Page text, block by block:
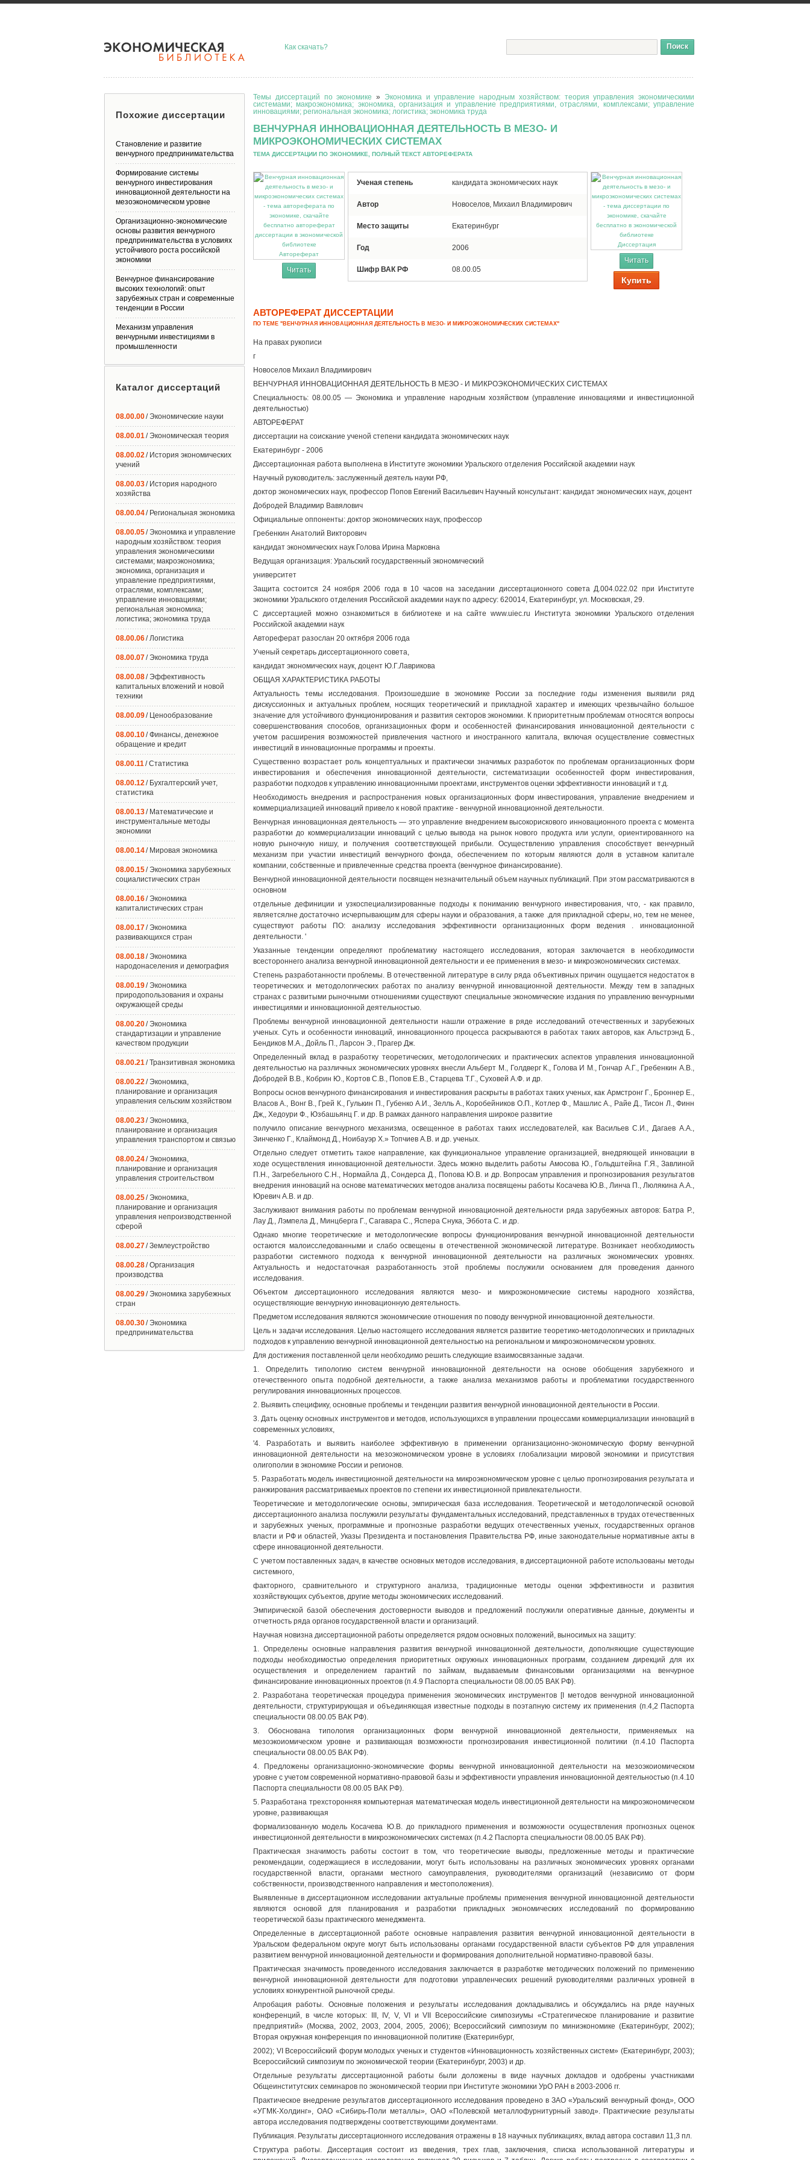
Как скачать?
Темы диссертаций по экономике » Экономика и управление народным хозяйством: теория управления экономическими
системами; макроэкономика; экономика, организация и управление предприятиями, отраслями, комплексами; управление
инновациями; региональная экономика; логистика; экономика труда
ВЕНЧУРНАЯ ИННОВАЦИОННАЯ ДЕЯТЕЛЬНОСТЬ В МЕЗО- И
МИКРОЭКОНОМИЧЕСКИХ СИСТЕМАХ
ТЕМА ДИССЕРТАЦИИ ПО ЭКОНОМИКЕ, ПОЛНЫЙ ТЕКСТ АВТОРЕФЕРАТА
Автореферат
Читать
Ученая степень кандидата экономических наук
Автор Новоселов, Михаил Владимирович
Место защиты Екатеринбург
Год 2006
Шифр ВАК РФ 08.00.05
Диссертация
Читать
Купить
АВТОРЕФЕРАТ ДИССЕРТАЦИИ
ПО ТЕМЕ "ВЕНЧУРНАЯ ИННОВАЦИОННАЯ ДЕЯТЕЛЬНОСТЬ В МЕЗО- И МИКРОЭКОНОМИЧЕСКИХ СИСТЕМАХ"
На правах рукописи
г
Новоселов Михаил Владимирович
ВЕНЧУРНАЯ ИННОВАЦИОННАЯ ДЕЯТЕЛЬНОСТЬ В МЕЗО - И МИКРОЭКОНОМИЧЕСКИХ СИСТЕМАХ
Специальность: 08.00.05 — Экономика и управление народным хозяйством (управление инновациями и инвестиционной
деятельностью)
АВТОРЕФЕРАТ
диссертации на соискание ученой степени кандидата экономических наук
Екатеринбург - 2006
Диссертационная работа выполнена в Институте экономики Уральского отделения Российской академии наук
Научный руководитель: заслуженный деятель науки РФ,
доктор экономических наук, профессор Попов Евгений Васильевич Научный консультант: кандидат экономических наук, доцент
Добродей Владимир Вавялович
Официальные оппоненты: доктор экономических наук, профессор
Гребенкин Анатолий Викторович
кандидат экономических наук Голова Ирина Марковна
Ведущая организация: Уральский государственный экономический
университет
Защита состоится 24 ноября 2006 года в 10 часов на заседании диссертационного совета Д.004.022.02 при Институте
экономики Уральского отделения Российской академии наук по адресу: 620014, Екатеринбург, ул. Московская, 29.
С диссертацией можно ознакомиться в библиотеке и на сайте www.uiec.ru Института экономики Уральского отделения
Российской академии наук
Автореферат разослан 20 октября 2006 года
Ученый секретарь диссертационного совета,
кандидат экономических наук, доцент Ю.Г.Лаврикова
ОБЩАЯ ХАРАКТЕРИСТИКА РАБОТЫ
Актуальность темы исследования. Произошедшие в экономике России за последние годы изменения выявили ряд
дискуссионных и актуальных проблем, носящих теоретический и прикладной характер и имеющих чрезвычайно большое
значение для устойчивого функционирования и развития секторов экономики. К приоритетным проблемам относятся вопросы
совершенствования способов, организационных форм и особенностей финансирования инновационной деятельности с
учетом расширения возможностей привлечения частного и иностранного капитала, включая осуществление совместных
инвестиций в инновационные программы и проекты.
Существенно возрастает роль концептуальных и практически значимых разработок по проблемам организационных форм
инвестирования и обеспечения инновационной деятельности, систематизации особенностей форм инвестирования,
разработки подходов к управлению инновационными проектами, инструментов оценки эффективности инноваций и т.д.
Необходимость внедрения и распространения новых организационных форм инвестирования, управление внедрением и
коммерциализацией инноваций привело к новой практике - венчурной инновационной деятельности.
Венчурная инновационная деятельность — это управление внедрением высокорискового инновационного проекта с момента
разработки до коммерциализации инноваций с целью вывода на рынок нового продукта или услуги, ориентированного на
новую рыночную нишу, и получения соответствующей прибыли. Осуществлению управления способствует венчурный
механизм при участии инвестиций венчурного фонда, обеспечением по которым являются доля в уставном капитале
компании, собственные и привлеченные средства проекта (венчурное финансирование).
Венчурной инновационной деятельности посвящен незначительный объем научных публикаций. При этом рассматриваются в
основном
отдельные дефиниции и узкоспециализированные подходы к пониманию венчурного инвестирования, что, - как правило,
являетсялне достаточно исчерпывающим для сферы науки и образования, а также .для прикладной сферы, но, тем не менее,
существуют работы ПО: анализу исследования эффективности организационных форм ведения . инновационной
деятельности. '
Указанные тенденции определяют проблематику настоящего исследования, которая заключается в необходимости
всестороннего анализа венчурной инновационной деятельности и ее применения в мезо- и микроэкономических системах.
Степень разработанности проблемы. В отечественной литературе в силу ряда объективных причин ощущается недостаток в
теоретических и методологических работах по анализу венчурной инновационной деятельности. Между тем в западных
странах с развитыми рыночными отношениями существуют специальные экономические издания по управлению венчурными
инвестициями и инновационной деятельностью.
Проблемы венчурной инновационной деятельности нашли отражение в ряде исследований отечественных и зарубежных
ученых. Суть и особенности инноваций, инновационного процесса раскрываются в работах таких авторов, как Альстрэнд Б.,
Бендиков М.А., Дойль П., Ларсон Э., Прагер Дж.
Определенный вклад в разработку теоретических, методологических и практических аспектов управления инновационной
деятельностью на различных экономических уровнях внесли Альберт М., Голдверг К., Голова И М., Гончар А.Г., Гребенкин A.B.,
Добродей В.В., Кобрин Ю., Кортов C.B., Попов Е.В., Старцева Т.Г., Суховей А.Ф. и др.
Вопросы основ венчурного финансирования и инвестирования раскрыты в работах таких ученых, как Армстронг Г., Броннер Е.,
Власов А., Вонг В., Грей К., Гулькин П., Губенко А.И., Зелль А., Коробейников О.П., Котлер Ф., Машлис А., Райе Д., Тисон Л., Финн
Дж,, Хедоури Ф., Юзбашьянц Г. и др. В рамках данного направления широкое развитие
получило описание венчурного механизма, освещенное в работах таких исследователей, как Васильев С.И., Дагаев А.А.,
Зинченко Г., Клаймонд Д., Ноибауэр X.» Топчиев А.В. и др. ученых.
Отдельно следует отметить такое направление, как функциональное управление организацией, внедряющей инновации в
ходе осуществления инновационной деятельности. Здесь можно выделить работы Амосова Ю., Гольдштейна Г.Я., Завлиной
П.Н., Загребельного С.Н., Нормайла Д., Сондерса Д., Попова Ю.В. и др. Вопросам управления и прогнозирования результатов
внедрения инноваций на основе математических методов анализа посвящены работы Косачева Ю.В., Линча П., Люлякина А.А.,
Юревич А.В. и др.
Заслуживают внимания работы по проблемам венчурной инновационной деятельности ряда зарубежных авторов: Батра Р.,
Лау Д., Лэмпела Д., Минцберга Г., Сагавара С., Яспера Снука, Эббота С. и др.
Однако многие теоретические и методологические вопросы функционирования венчурной инновационной деятельности
остаются малоисследованными и слабо освещены в отечественной экономической литературе. Возникает необходимость
разработки системного подхода к венчурной инновационной деятельности на различных экономических уровнях.
Актуальность и недостаточная разработанность этой проблемы послужили основанием для проведения данного
исследования.
Объектом диссертационного исследования являются мезо- и микроэкономические системы народного хозяйства,
осуществляющие венчурную инновационную деятельность.
Предметом исследования являются экономические отношения по поводу венчурной инновационной деятельности.
Цель н задачи исследования. Целью настоящего исследования является развитие теоретико-методологических и прикладных
подходов к управлению венчурной инновационной деятельностью на региональном и микроэкономическом уровнях.
Для достижения поставленной цели необходимо решить следующие взаимосвязанные задачи.
1. Определить типологию систем венчурной инновационной деятельности на основе обобщения зарубежного и
отечественного опыта подобной деятельности, а также анализа механизмов работы и проблематики государственного
регулирования инновационных процессов.
2. Выявить специфику, основные проблемы и тенденции развития венчурной инновационной деятельности в России.
3. Дать оценку основных инструментов и методов, использующихся в управлении процессами коммерциализации инноваций в
современных условиях,
'4. Разработать и выявить наиболее эффективную в применении организационно-экономическую форму венчурной
инновационной деятельности на мезоэкономическом уровне в условиях глобализации мировой экономики и присутствия
олигополии в экономике России и регионов.
5. Разработать модель инвестиционной деятельности на микроэкономическом уровне с целью прогнозирования результата и
ранжирования рассматриваемых проектов по степени их инвестиционной привлекательности.
Теоретические и методологические основы, эмпирическая база исследования. Теоретической и методологической основой
диссертационного анализа послужили результаты фундаментальных исследований, представленных в трудах отечественных
и зарубежных ученых, программные и прогнозные разработки ведущих отечественных ученых, государственных органов
власти и РФ и областей, Указы Президента и постановления Правительства РФ, иные законодательные нормативные акты в
сфере инновационной деятельности.
С учетом поставленных задач, в качестве основных методов исследования, в диссертационной работе использованы методы
системного,
факторного, сравнительного и структурного анализа, традиционные методы оценки эффективности и развития
хозяйствующих субъектов, другие методы экономических исследований.
Эмпирической базой обеспечения достоверности выводов и предложений послужили оперативные данные, документы и
отчетность ряда органов государственной власти и организаций.
Научная новизна диссертационной работы определяется рядом основных положений, выносимых на защиту:
1. Определены основные направления развития венчурной инновационной деятельности, дополняющие существующие
подходы необходимостью определения приоритетных окружных инновационных программ, созданием дирекций для их
осуществления и определением гарантий по займам, выдаваемым финансовыми организациями на венчурное
финансирование инновационных проектов (п.4.9 Паспорта специальности 08.00.05 ВАК РФ).
2. Разработана теоретическая процедура применения экономических инструментов [I методов венчурной инновационной
деятельности, структурирующая и объединяющая известные подходы в поэтапную систему их применения (п.4,2 Паспорта
специальности 08.00.05 ВАК РФ).
3. Обоснована типология организационных форм венчурной инновационной деятельности, применяемых на
мезоэкоиомическом уровне и развивающая возможности прогнозирования инвестиционной политики (п.4.10 Паспорта
специальности 08.00.05 ВАК РФ).
4. Предложены организационно-экономические формы венчурной инновационной деятельности на мезоэкоиомическом
уровне с учетом современной нормативно-правовой базы и эффективности управления инновационной деятельностью (п.4.10
Паспорта специальности 08.00.05 ВАК РФ).
5. Разработана трехсторонняя компьютерная математическая модель инвестиционной деятельности на микроэкономическом
уровне, развивающая
формализованную модель Косачева Ю.В. до прикладного применения и возможности осуществления прогнозных оценок
инвестиционной деятельности в микроэкономических системах (п.4.2 Паспорта специальности 08.00.05 ВАК РФ).
Практическая значимость работы состоит в том, что теоретические выводы, предложенные методы и практические
рекомендации, содержащиеся в исследовании, могут быть использованы на различных экономических уровнях органами
государственной власти, органами местного самоуправления, руководителями организаций (независимо от форм
собственности, производственного направления и местоположения).
Выявленные в диссертационном исследовании актуальные проблемы применения венчурной инновационной деятельности
являются основой для планирования и разработки прикладных экономических исследований по формированию
теоретической базы практического менеджмента.
Определенные в диссертационной работе основные направления развития венчурной инновационной деятельности в
Уральском федеральном округе могут быть использованы органами государственной власти субъектов РФ для управления
развитием венчурной инновационной деятельности и формирования дополнительной нормативно-правовой базы.
Практическая значимость проведенного исследования заключается в разработке методических положений по применению
венчурной инновационной деятельности для подготовки управленческих решений руководителями различных уровней в
условиях конкурентной рыночной среды.
Апробация работы. Основные положения и результаты исследования докладывались и обсуждались на ряде научных
конференций, в числе которых: III, IV, V, VI и VII Всероссийские симпозиумы «Стратегическое планирование и развитие
предприятий» (Москва, 2002, 2003, 2004, 2005, 2006); Всероссийский симпозиум по миниэкономике (Екатеринбург, 2002);
Вторая окружная конференция по инновационной политике (Екатеринбург,
2002); VI Всероссийский форум молодых ученых и студентов «Инновационность хозяйственных систем» (Екатеринбург, 2003);
Всероссийский симпозиум по экономической теории (Екатеринбург, 2003) и др.
Отдельные результаты диссертационной работы были доложены в виде научных докладов и одобрены участниками
Общеинститутских семинаров по экономической теории при Институте экономики УрО РАН в 2003-2006 гг.
Практическое внедрение результатов диссертационного исследования проведено в ЗАО «Уральский венчурный фонд», ООО
«УГМК-Холдинг», ОАО «Сибирь-Поли металлы», ОАО «Полевской металлофурнитурный завод». Практические результаты
автора исследования подтверждены соответствующими документами.
Публикация. Результаты диссертационного исследования отражены в 18 научных публикациях, вклад автора составил 11,3 пл.
Структура работы. Диссертация состоит из введения, трех глав, заключения, списка использованной литературы и
Похожие диссертации
Становление и развитие
венчурного предпринимательства
Формирование системы
венчурного инвестирования
инновационной деятельности на
мезоэкономическом уровне
Организационно-экономические
основы развития венчурного
предпринимательства в условиях
устойчивого роста российской
экономики
Венчурное финансирование
высоких технологий: опыт
зарубежных стран и современные
тенденции в России
Механизм управления
венчурными инвестициями в
промышленности
Каталог диссертаций
08.00.00/ Экономические науки
08.00.01/ Экономическая теория
08.00.02/ История экономических
учений
08.00.03/ История народного
хозяйства
08.00.04/ Региональная экономика
08.00.05/ Экономика и управление
народным хозяйством: теория
управления экономическими
системами; макроэкономика;
экономика, организация и
управление предприятиями,
отраслями, комплексами;
управление инновациями;
региональная экономика;
логистика; экономика труда
08.00.06/ Логистика
08.00.07/ Экономика труда
08.00.08/ Эффективность
капитальных вложений и новой
техники
08.00.09/ Ценообразование
08.00.10/ Финансы, денежное
обращение и кредит
08.00.11/ Статистика
08.00.12/ Бухгалтерский учет,
статистика
08.00.13/ Математические и
инструментальные методы
экономики
08.00.14/ Мировая экономика
08.00.15/ Экономика зарубежных
социалистических стран
08.00.16/ Экономика
капиталистических стран
08.00.17/ Экономика
развивающихся стран
08.00.18/ Экономика
народонаселения и демография
08.00.19/ Экономика
природопользования и охраны
окружающей среды
08.00.20/ Экономика
стандартизации и управление
качеством продукции
08.00.21/ Транзитивная экономика
08.00.22/ Экономика,
планирование и организация
управления сельским хозяйством
08.00.23/ Экономика,
планирование и организация
управления транспортом и связью
08.00.24/ Экономика,
планирование и организация
управления строительством
08.00.25/ Экономика,
планирование и организация
управления непроизводственной
сферой
08.00.27/ Землеустройство
08.00.28/ Организация
производства
08.00.29/ Экономика зарубежных
стран
08.00.30/ Экономика
предпринимательства